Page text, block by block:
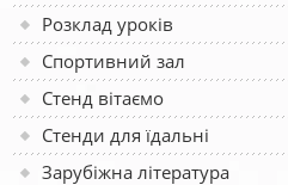
Розклад уроків
Спортивний зал
Стенд вітаємо
Стенди для їдальні
Зарубіжна література